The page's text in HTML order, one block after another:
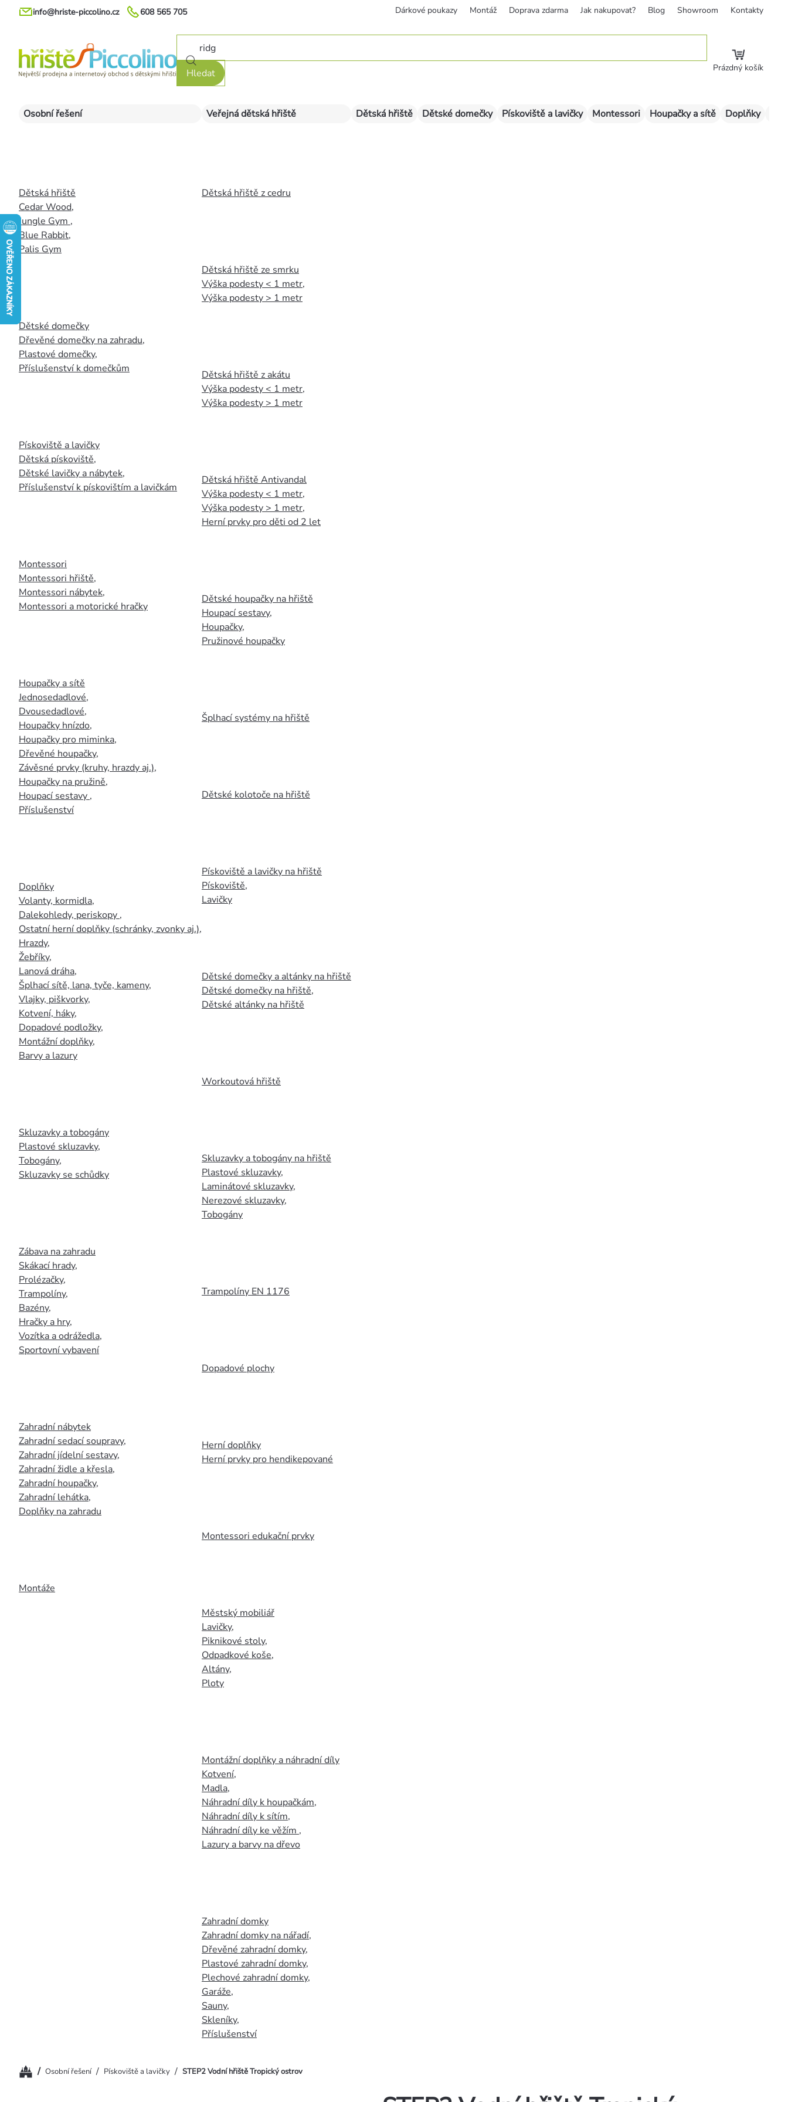
Přejít
608 565 705
info@hriste-piccolino.cz Dárkové poukazy Montáž Doprava zdarma Jak nakupovat? Blog Showroom Kontakty
Hledat Prázdný košík
Osobní řešení
Dětská hřiště
Cedar Wood,
Jungle Gym ,
Blue Rabbit,
Palis Gym
Dětské domečky
Dřevěné domečky na zahradu,
Plastové domečky,
Příslušenství k domečkům
Pískoviště a lavičky
Dětská pískoviště,
Dětské lavičky a nábytek,
Příslušenství k pískovištím a lavičkám
Montessori
Montessori hřiště,
Montessori nábytek,
Montessori a motorické hračky
Houpačky a sítě
Jednosedadlové,
Dvousedadlové,
Houpačky hnízdo,
Houpačky pro miminka,
Dřevěné houpačky,
Závěsné prvky (kruhy, hrazdy aj.),
Houpačky na pružině,
Houpací sestavy ,
Příslušenství
Doplňky
Volanty, kormidla,
Dalekohledy, periskopy ,
Ostatní herní doplňky (schránky, zvonky aj.),
Hrazdy,
Žebříky,
Lanová dráha,
Šplhací sítě, lana, tyče, kameny,
Vlajky, piškvorky,
Kotvení, háky,
Dopadové podložky,
Montážní doplňky,
Barvy a lazury
Skluzavky a tobogány
Plastové skluzavky,
Tobogány,
Skluzavky se schůdky
Zábava na zahradu
Skákací hrady,
Prolézačky,
Trampolíny,
Bazény,
Hračky a hry,
Vozítka a odrážedla,
Sportovní vybavení
Zahradní nábytek
Zahradní sedací soupravy,
Zahradní jídelní sestavy,
Zahradní židle a křesla,
Zahradní houpačky,
Zahradní lehátka,
Doplňky na zahradu
Montáže
Veřejná dětská hřiště
Dětská hřiště z cedru
Dětská hřiště ze smrku
Výška podesty < 1 metr,
Výška podesty > 1 metr
Dětská hřiště z akátu
Výška podesty < 1 metr,
Výška podesty > 1 metr
Dětská hřiště Antivandal
Výška podesty < 1 metr,
Výška podesty > 1 metr,
Herní prvky pro děti od 2 let
Dětské houpačky na hřiště
Houpací sestavy,
Houpačky,
Pružinové houpačky
Šplhací systémy na hřiště
Dětské kolotoče na hřiště
Pískoviště a lavičky na hřiště
Pískoviště,
Lavičky
Dětské domečky a altánky na hřiště
Dětské domečky na hřiště,
Dětské altánky na hřiště
Workoutová hřiště
Skluzavky a tobogány na hřiště
Plastové skluzavky,
Laminátové skluzavky,
Nerezové skluzavky,
Tobogány
Trampolíny EN 1176
Dopadové plochy
Herní doplňky
Herní prvky pro hendikepované
Montessori edukační prvky
Městský mobiliář
Lavičky,
Piknikové stoly,
Odpadkové koše,
Altány,
Ploty
Montážní doplňky a náhradní díly
Kotvení,
Madla,
Náhradní díly k houpačkám,
Náhradní díly k sítím,
Náhradní díly ke věžím ,
Lazury a barvy na dřevo
Zahradní domky
Zahradní domky na nářadí,
Dřevěné zahradní domky,
Plastové zahradní domky,
Plechové zahradní domky,
Garáže,
Sauny,
Skleníky,
Příslušenství
Dětská hřiště Dětské domečky Pískoviště a lavičky Montessori Houpačky a sítě Doplňky
Domů/ Osobní řešení / Pískoviště a lavičky / STEP2 Vodní hřiště Tropický ostrov